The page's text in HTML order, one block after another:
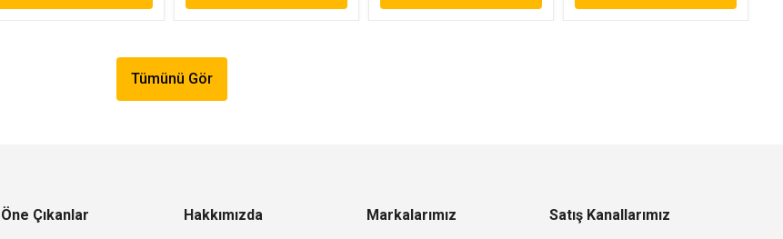
Tümünü Gör
Öne Çıkanlar Hakkımızda Markalarımız Satış Kanallarımız